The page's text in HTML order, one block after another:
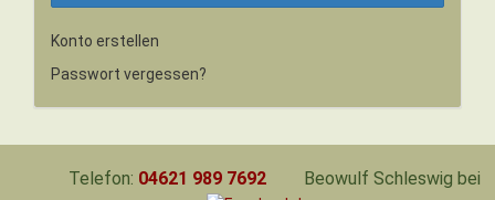
Konto erstellen
Passwort vergessen?
Telefon: 04621 989 7692 Beowulf Schleswig bei